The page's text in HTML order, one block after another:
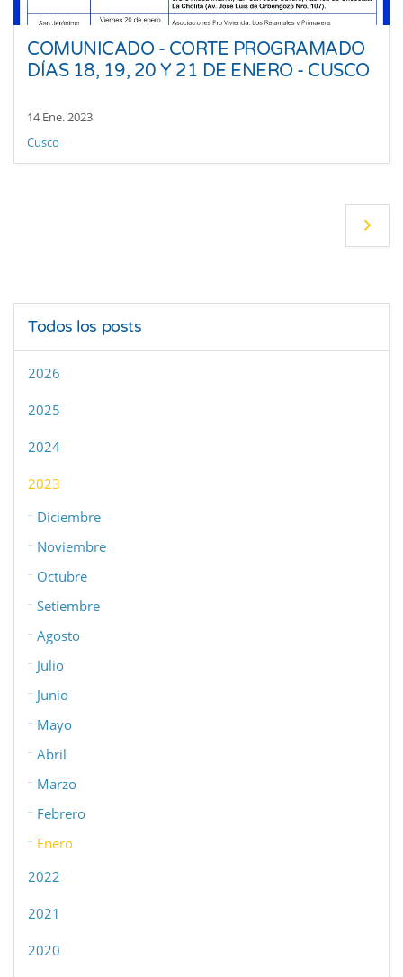
COMUNICADO - CORTE PROGRAMADO
DÍAS 18, 19, 20 Y 21 DE ENERO - CUSCO
14 Ene. 2023
Cusco
Todos los posts
2026
2025
2024
2023
Diciembre
Noviembre
Octubre
Setiembre
Agosto
Julio
Junio
Mayo
Abril
Marzo
Febrero
Enero
2022
2021
2020